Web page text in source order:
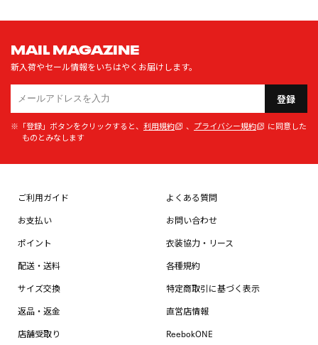
MAIL MAGAZINE
新入荷やセール情報をいちはやくお届けします。
登録
※「登録」ボタンをクリックすると、 利用規約 、 プライバシー規約
に同意した
ものとみなします
ご利用ガイド
お支払い
ポイント
配送・送料
サイズ交換
返品・返金
店舗受取り
よくある質問
お問い合わせ
衣装協力・リース
各種規約
特定商取引に基づく表示
直営店情報
ReebokONE